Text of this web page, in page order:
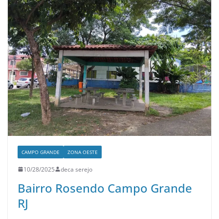
CAMPO GRANDE ZONA OESTE
10/28/2025 deca serejo
Bairro Rosendo Campo Grande
RJ